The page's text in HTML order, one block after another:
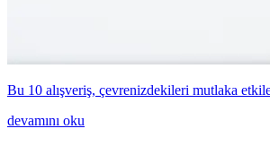
Bu 10 alışveriş, çevrenizdekileri mutlaka
devamını oku